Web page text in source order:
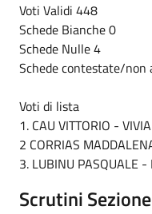
Voti Validi 448
Schede Bianche 0
Schede Nulle 4
Schede contestate/
Voti di lista
1. CAU VITTORIO -
2 CORRIAS
3. LUBINU PASQUALE
Scrutini